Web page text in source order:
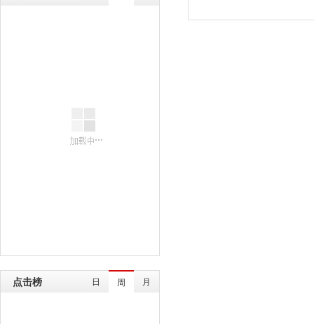
点击榜 日 周 月